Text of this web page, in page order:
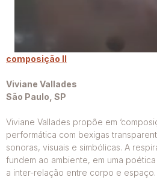
composição II
Viviane Vallades
São Paulo, SP
Viviane Vallades propõe em
performática com bexigas
sonoras, visuais e simbólicas. A
fundem ao ambiente, em uma
a inter-relação entre corpo e espaço.